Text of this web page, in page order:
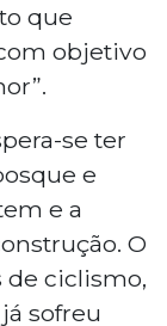
que
objetivo
se ter
e
e a
O
de ciclismo,
já sofreu